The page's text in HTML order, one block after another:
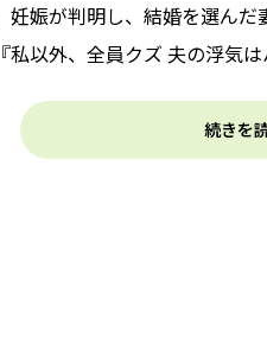
娠が判明し、結婚を選ん
以外、全員クズ 夫の浮気は
続きを